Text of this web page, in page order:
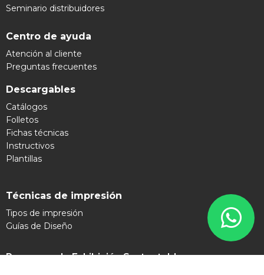
Seminario distribuidores
Centro de ayuda
Atención al cliente
Preguntas frecuentes
Descargables
Catálogos
Folletos
Fichas técnicas
Instructivos
Plantillas
Técnicas de impresión
Tipos de impresión
Guías de Diseño
Programa de Exhibición Sustentable